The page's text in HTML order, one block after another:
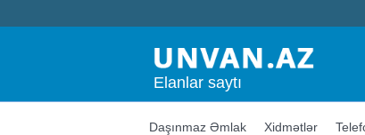
Elanlar saytı
Daşınmaz Əmlak Xidmətlər